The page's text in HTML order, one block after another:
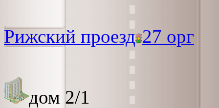
Рижский проезд 27 орг
дом 2/1